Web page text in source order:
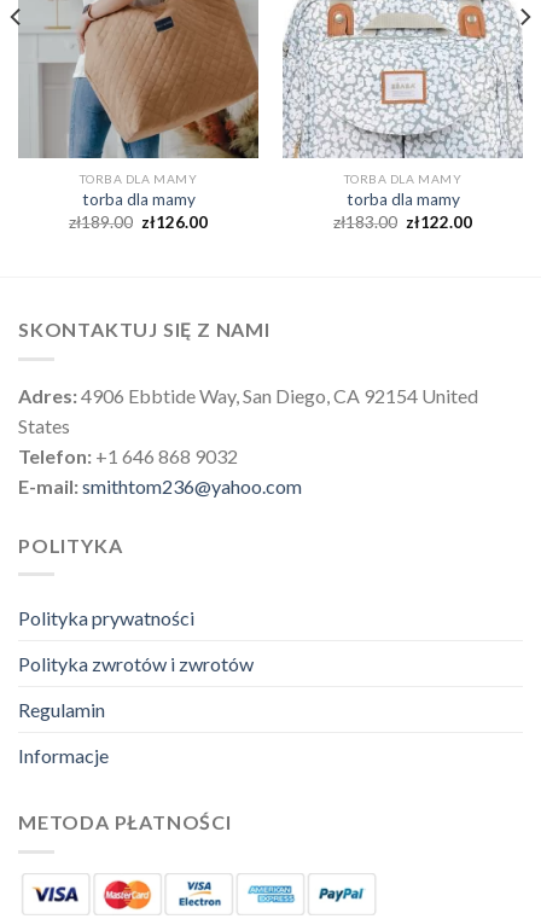
TORBA DLA MAMY
torba dla mamy
zł189.00 zł126.00
TORBA DLA MAMY
torba dla mamy
zł183.00 zł122.00
SKONTAKTUJ SIĘ Z NAMI
Adres:4906 Ebbtide Way, San Diego, CA 92154 United
States
Telefon: +1 646 868 9032
E-mail:smithtom236@yahoo.com
POLITYKA
Polityka prywatności
Polityka zwrotów i zwrotów
Regulamin
Informacje
METODA PŁATNOŚCI